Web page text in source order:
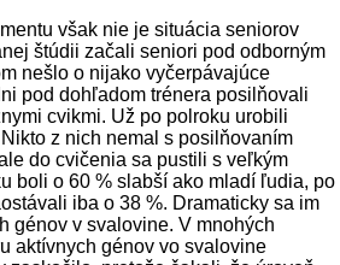
však nie je situácia seniorov
štúdii začali seniori pod odborným
nešlo o nijako vyčerpávajúce
pod dohľadom trénera posilňovali
cvikmi. Už po polroku urobili
z nich nemal s posilňovaním
do cvičenia sa pustili s veľkým
boli o 60 % slabší ako mladí ľudia, po
iba o 38 %. Dramaticky sa im
génov v svalovine. V mnohých
aktívnych génov vo svalovine